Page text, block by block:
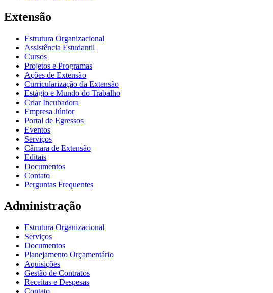
Extensão
Estrutura Organizacional
Assistência Estudantil
Cursos
Projetos e Programas
Ações de Extensão
Curricularização da Extensão
Estágio e Mundo do Trabalho
Criar Incubadora
Empresa Júnior
Portal de Egressos
Eventos
Serviços
Câmara de Extensão
Editais
Documentos
Contato
Perguntas Frequentes
Administração
Estrutura Organizacional
Serviços
Documentos
Planejamento Orçamentário
Aquisições
Gestão de Contratos
Receitas e Despesas